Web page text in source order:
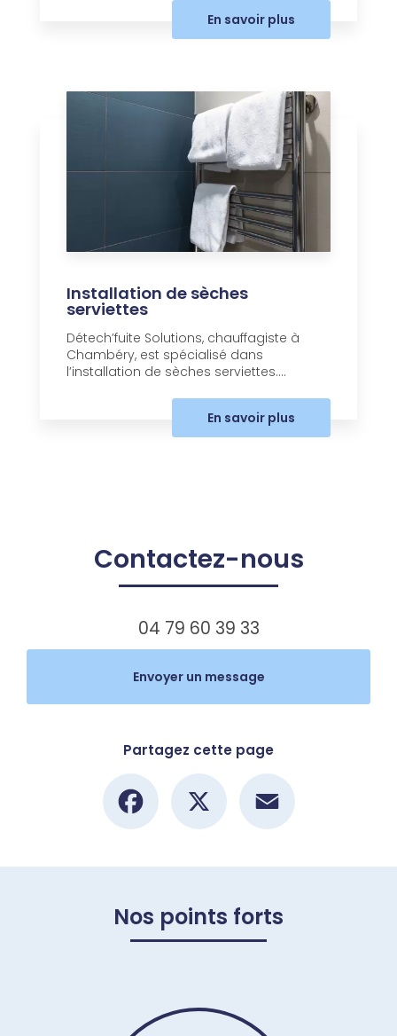
En savoir plus
Installation de sèches
serviettes
Détech’fuite Solutions, chauffagiste à
Chambéry, est spécialisé dans
l’installation de sèches serviettes....
En savoir plus
Contactez-nous
04 79 60 39 33
Envoyer un message
Partagez cette page
Facebook
Nos points forts